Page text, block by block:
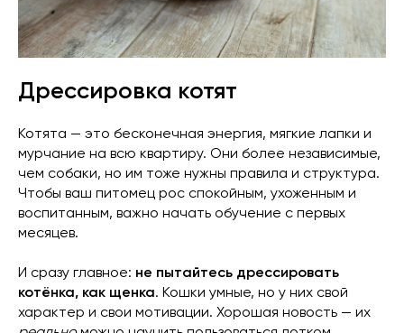
Дрессировка котят
Котята — это бесконечная энергия, мягкие лапки и
мурчание на всю квартиру. Они более независимые,
чем собаки, но им тоже нужны правила и структура.
Чтобы ваш питомец рос спокойным, ухоженным и
воспитанным, важно начать обучение с первых
месяцев.
И сразу главное: не пытайтесь дрессировать
котёнка, как щенка. Кошки умные, но у них свой
характер и свои мотивации. Хорошая новость — их